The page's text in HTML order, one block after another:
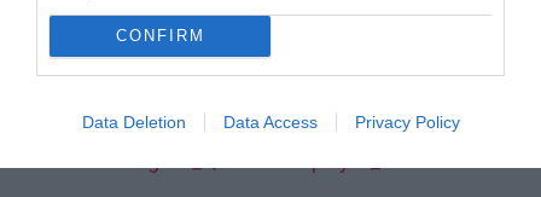
CONFIRM
Data Deletion Data Access Privacy Policy
Vidéo de la présentation de NEXPRO UBS – Cliquez
sur le lien ci-dessous
http://www.youtube.com/watch?